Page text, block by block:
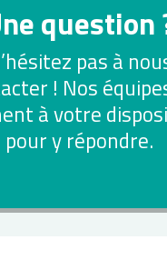
question
pas à
! Nos
à votre
pour y répondre.